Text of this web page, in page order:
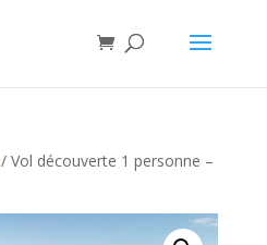
/ Vol découverte 1 personne –